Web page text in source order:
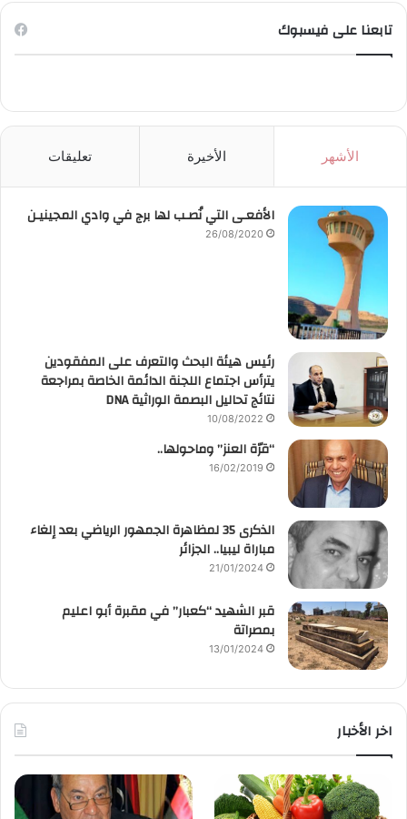
تابعنا على فيسبوك
الأشهر الأخيرة تعليقات
الأفعـى التي نُصـب لها برج في وادي المجينيـن
26/08/2020
رئيس هيئة البحث والتعرف على المفقودين
يترأس اجتماع اللجنة الدائمة الخاصة بمراجعة
نتائج تحاليل البصمة الوراثية DNA
10/08/2022
“قرّة العنز” وماحولها..
16/02/2019
الذكرى 35 لمظاهرة الجمهور الرياضي بعد إلغاء
مباراة ليبيا.. الجزائر
21/01/2024
قبر الشهيد “كعبار” في مقبرة أبو اعليم
بمصراتة
13/01/2024
اخر الأخبار